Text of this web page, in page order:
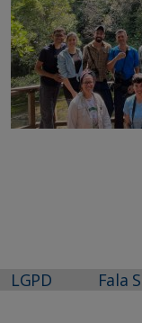
LGPD Fala